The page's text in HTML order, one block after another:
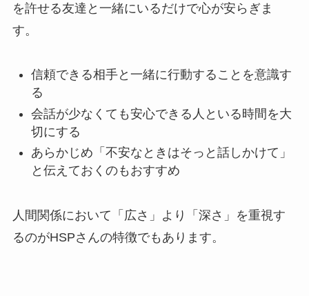
を許せる友達と一緒にいるだけで心が安らぎま
す。
信頼できる相手と一緒に行動することを意識す
る
会話が少なくても安心できる人といる時間を大
切にする
あらかじめ「不安なときはそっと話しかけて」
と伝えておくのもおすすめ
人間関係において「広さ」より「深さ」を重視す
るのがHSPさんの特徴でもあります。